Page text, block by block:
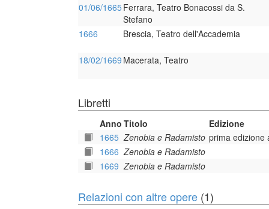
01/06/1665Ferrara, Teatro Bonacossi da S.
Stefano
1666
Brescia, Teatro dell'Accademia
18/02/1669 Macerata, Teatro
Libretti
Anno Titolo
Edizione
1665 Zenobia e Radamisto prima edizione
1666 Zenobia e Radamisto
1669 Zenobia e Radamisto
Relazioni con altre opere (1)